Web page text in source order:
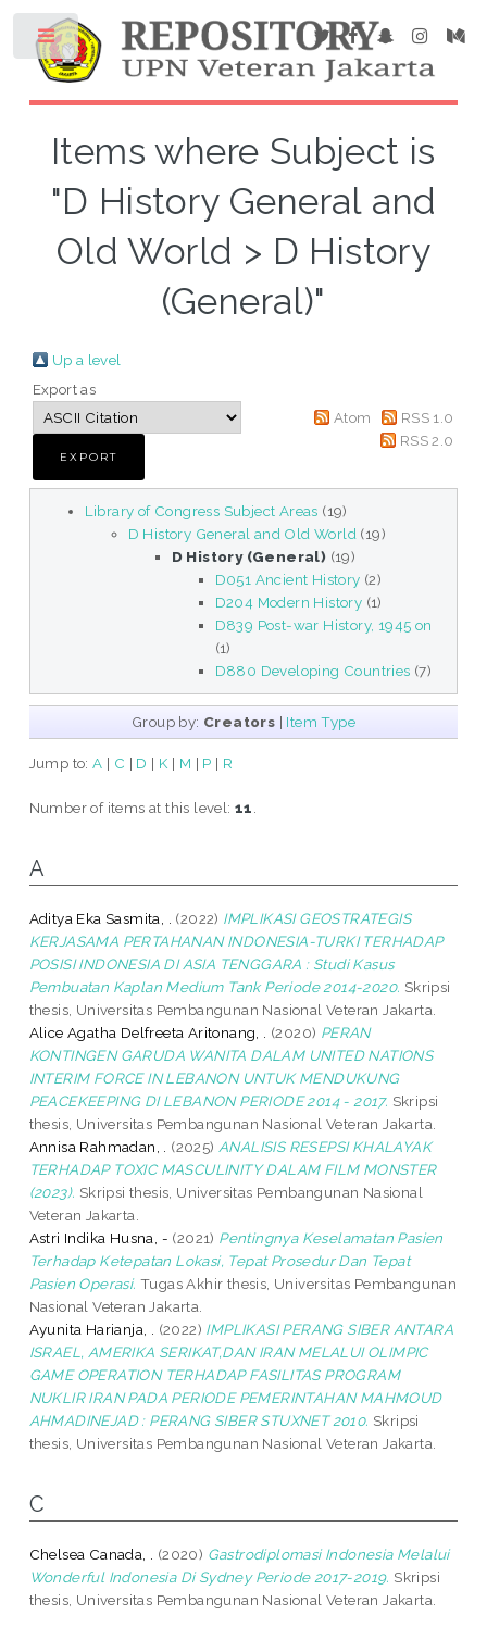
Items where Subject is
"D History General and
Old World > D History
(General)"
Up a level
Export as
Atom
RSS 1.0
RSS 2.0
Library of Congress Subject Areas (19)
D History General and Old World (19)
D History (General) (19)
D051 Ancient History (2)
D204 Modern History (1)
D839 Post-war History, 1945 on
(1)
D880 Developing Countries (7)
Group by: Creators | Item Type
Jump to:A | C | D | K | M | P | R
Number of items at this level:11
A
Aditya Eka Sasmita, . (2022) IMPLIKASI GEOSTRATEGIS
KERJASAMA PERTAHANAN INDONESIA-TURKI TERHADAP
POSISI INDONESIA DI ASIA TENGGARA : Studi Kasus
Pembuatan Kaplan Medium Tank Periode 2014-2020. Skripsi
thesis, Universitas Pembangunan Nasional Veteran Jakarta.
Alice Agatha Delfreeta Aritonang, .
(2020) PERAN
KONTINGEN GARUDA WANITA DALAM UNITED NATIONS
INTERIM FORCE IN LEBANON UNTUK MENDUKUNG
PEACEKEEPING DI LEBANON PERIODE 2014 - 2017. Skripsi
thesis, Universitas Pembangunan Nasional Veteran Jakarta.
Annisa Rahmadan, .
(2025) ANALISIS RESEPSI KHALAYAK
TERHADAP TOXIC MASCULINITY DALAM FILM MONSTER
(2023). Skripsi thesis, Universitas Pembangunan Nasional
Veteran Jakarta.
Astri Indika Husna, - (2021) Pentingnya Keselamatan Pasien
Terhadap Ketepatan Lokasi, Tepat Prosedur Dan Tepat
Pasien Operasi. Tugas Akhir thesis, Universitas Pembangunan
Nasional Veteran Jakarta.
Ayunita Harianja, .
(2022) IMPLIKASI PERANG SIBER ANTARA
ISRAEL, AMERIKA SERIKAT,DAN IRAN MELALUI OLIMPIC
GAME OPERATION TERHADAP FASILITAS PROGRAM
NUKLIR IRAN PADA PERIODE PEMERINTAHAN MAHMOUD
AHMADINEJAD : PERANG SIBER STUXNET 2010. Skripsi
thesis, Universitas Pembangunan Nasional Veteran Jakarta.
C
Chelsea Canada, . (2020) Gastrodiplomasi Indonesia Melalui
Wonderful Indonesia Di Sydney Periode 2017-2019. Skripsi
thesis, Universitas Pembangunan Nasional Veteran Jakarta.